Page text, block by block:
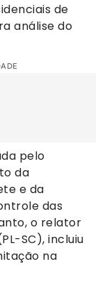
de
análise do
pelo
da
e da
das
o relator
SC), incluiu
na